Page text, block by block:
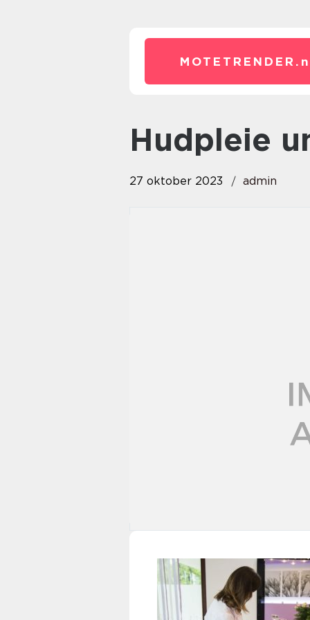
MOTETRENDER.
hudpleie
27 oktober 2023 admin